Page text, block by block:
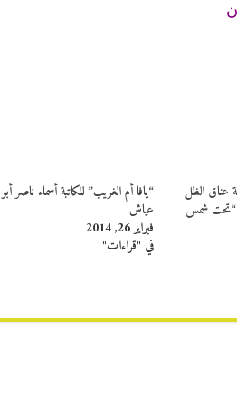
عناق الظل
“تحت شمس
“يافا أم الغريب” للكاتبة أسماء ناصر أبو
عياش
فبراير 26, 2014
في "قراءات"